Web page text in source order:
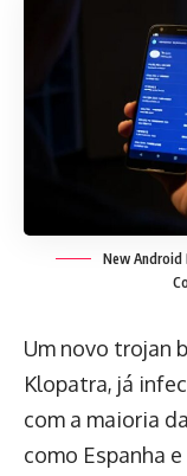
New Android
Um novo trojan
Klopatra, já
com a maioria
como Espanha